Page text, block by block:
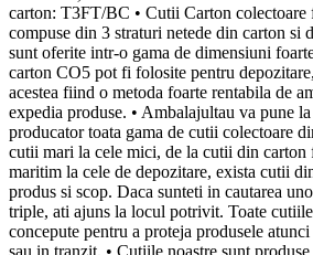
carton: T3FT/BC • Cutii Carton colectoare
compuse din 3 straturi netede din carton si
sunt oferite intr-o gama de dimensiuni
carton CO5 pot fi folosite pentru
acestea fiind o metoda foarte rentabila de
expedia produse. • Ambalajultau va pune
producator toata gama de cutii colectoare
cutii mari la cele mici, de la cutii din carton
maritim la cele de depozitare, exista cutii
produs si scop. Daca sunteti in cautarea
triple, ati ajuns la locul potrivit. Toate
concepute pentru a proteja produsele